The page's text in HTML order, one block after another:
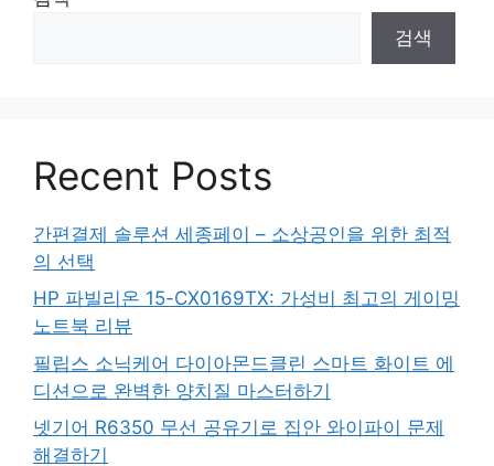
검색
Recent Posts
간편결제 솔루션 세종페이 – 소상공인을 위한 최적
의 선택
HP 파빌리온 15-CX0169TX: 가성비 최고의 게이밍
노트북 리뷰
필립스 소닉케어 다이아몬드클린 스마트 화이트 에
디션으로 완벽한 양치질 마스터하기
넷기어 R6350 무선 공유기로 집안 와이파이 문제
해결하기